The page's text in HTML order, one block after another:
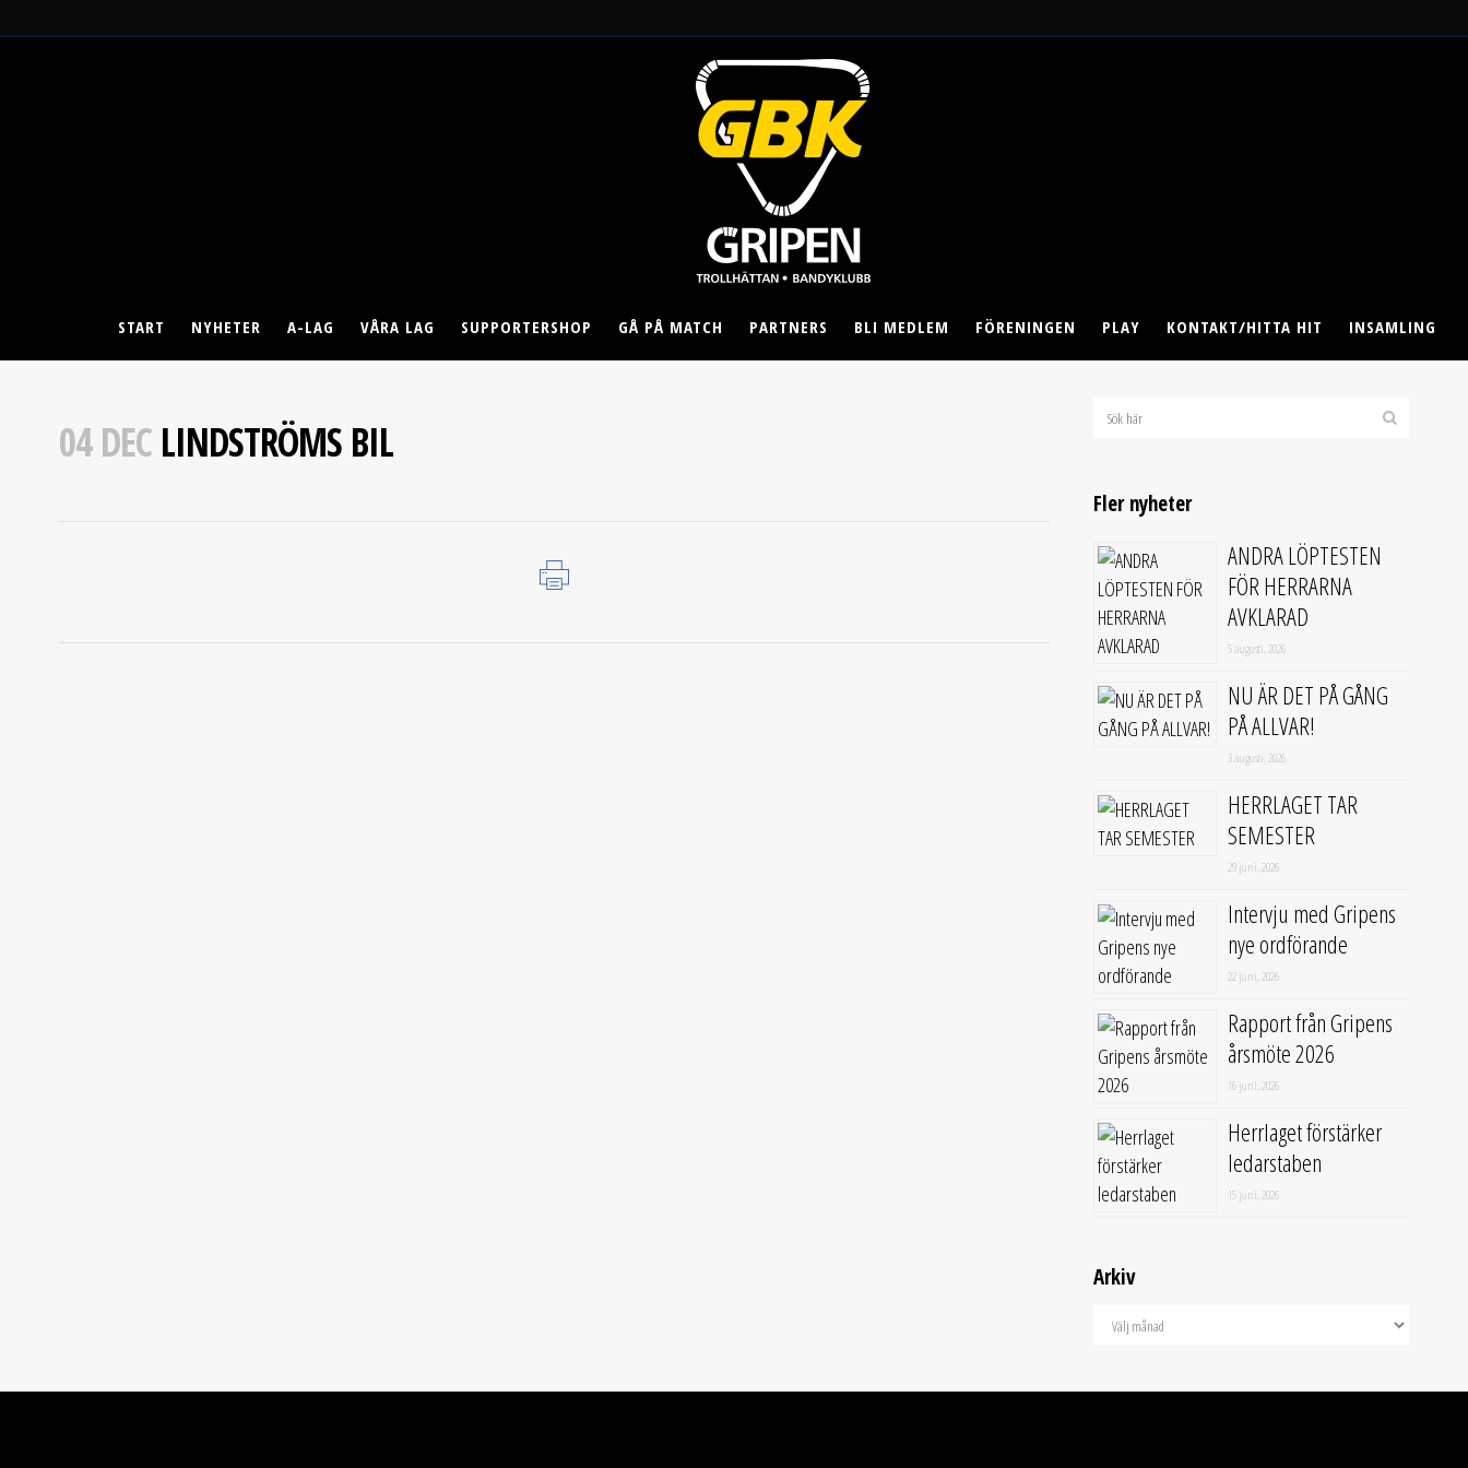
START NYHETER A-LAG VÅRA LAG SUPPORTERSHOP GÅ PÅ MATCH PARTNERS BLI MEDLEM FÖRENINGEN PLAY KONTAKT/HITTA HIT INSAMLING
04 DECLINDSTRÖMS BIL
Fler nyheter
ANDRA LÖPTESTEN
FÖR HERRARNA
AVKLARAD
5 augusti, 2026
NU ÄR DET PÅ GÅNG
PÅ ALLVAR!
3 augusti, 2026
HERRLAGET TAR
SEMESTER
29 juni, 2026
Intervju med Gripens
nye ordförande
22 juni, 2026
Rapport från Gripens
årsmöte 2026
16 juni, 2026
Herrlaget förstärker
ledarstaben
15 juni, 2026
Arkiv